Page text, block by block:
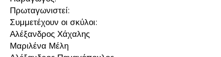
Πρωταγωνιστεί:
Συμμετέχουν οι σκύλοι:
Αλέξανδρος Χάχαλης
Μαριλένα Μέλη